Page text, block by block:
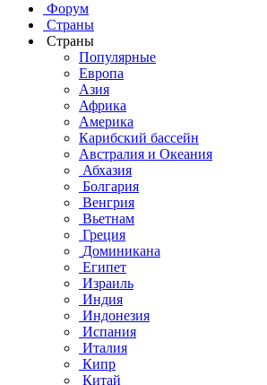
Форум
Страны
Страны
Популярные
Европа
Азия
Африка
Америка
Карибский бассейн
Австралия и Океания
Абхазия
Болгария
Венгрия
Вьетнам
Греция
Доминикана
Египет
Израиль
Индия
Индонезия
Испания
Италия
Кипр
Китай